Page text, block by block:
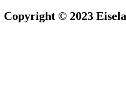
Copyright © 2023